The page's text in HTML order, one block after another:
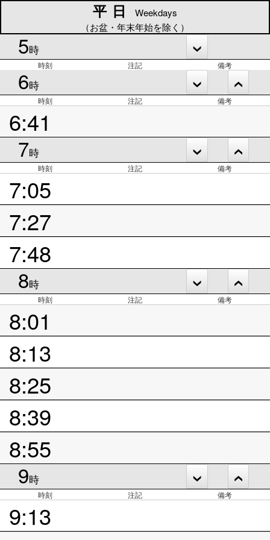
平日
Weekdays
（お盆・年末年始を除く）
5時
時刻 注記 備考
6時
時刻 注記 備考
6:41
7時
時刻 注記 備考
7:05
7:27
7:48
8時
時刻 注記 備考
8:01
8:13
8:25
8:39
8:55
9時
時刻 注記 備考
9:13